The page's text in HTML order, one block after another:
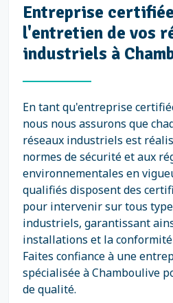
Entreprise
l'entretien de vos
industriels à
En tant qu'entreprise
nous nous assurons que
réseaux industriels est
normes de sécurité et aux
environnementales en
qualifiés disposent des
pour intervenir sur tous
industriels, garantissant
installations et la conformité
Faites confiance à une
spécialisée à Chamboulive
de qualité.